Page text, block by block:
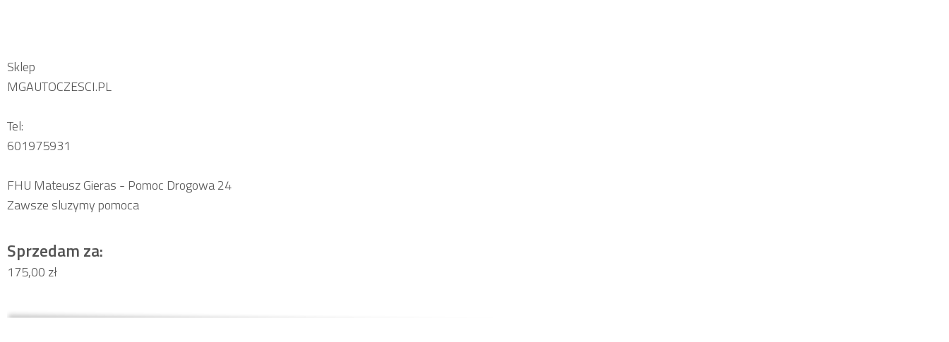
Sklep
MGAUTOCZESCI.PL
Tel:
601975931
FHU Mateusz Gieras - Pomoc Drogowa 24
Zawsze sluzymy pomoca
Sprzedam za:
175,00 zł